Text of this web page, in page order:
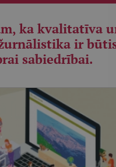
ka kvalitatīva
ir
sabiedrībai.